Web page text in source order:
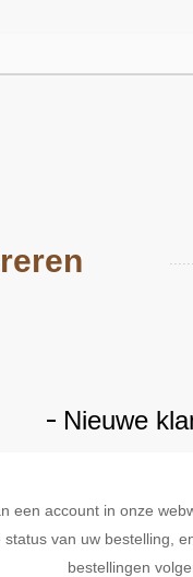
Nieuwe
een account in onze
van uw bestelling,
bestellingen